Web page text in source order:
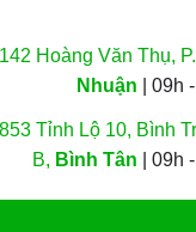
142 Hoàng Văn Thụ,
Nhuận | 09h
853 Tỉnh Lộ 10, Bình
B, Bình Tân | 09h